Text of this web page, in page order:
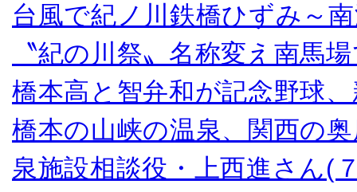
台風で紀ノ川鉄橋ひずみ～
〝紀の川祭〟名称変え南馬
橋本高と智弁和が記念野球
橋本の山峡の温泉、関西の
泉施設相談役・上西進さん(